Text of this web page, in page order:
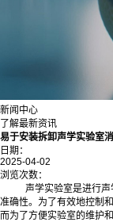
新闻中心
了解最新资讯
易于安装拆卸声学实验室
日期：
2025-04-02
浏览次数：
声学实验室是进行
准确性。为了有效地控制
而为了方便实验室的维护